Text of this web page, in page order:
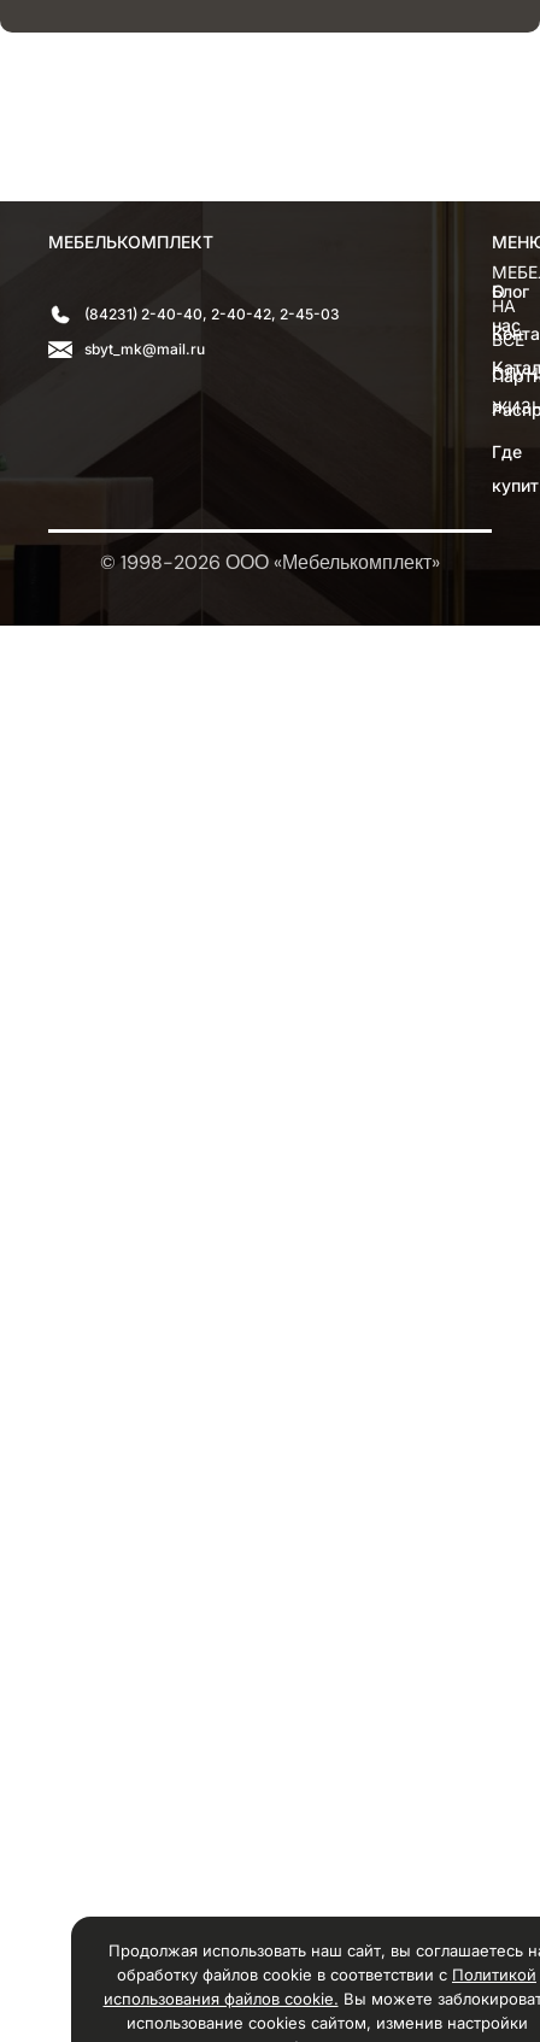
МЕБЕЛЬКОМПЛЕКТ
(84231) 2-40-40, 2-40-42, 2-45-03
sbyt_mk@mail.ru
О
нас
Где
Блог
НА
ВСЕ
© 1998-2026 ООО «Мебелькомплект»
Продолжая использовать наш сайт, вы соглашаетесь
обработку файлов cookie в соответствии с Политикой
использования файлов cookie. Вы можете
использование cookies сайтом, изменив настройки